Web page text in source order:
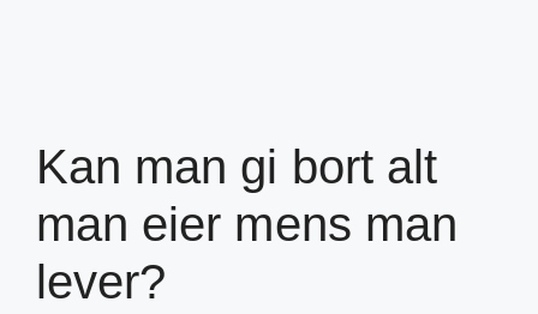
Kan man gi bort alt
man eier mens man
lever?